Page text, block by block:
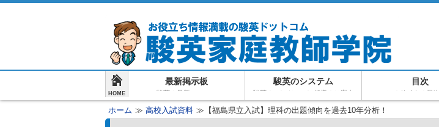
HOME
最新掲示板
駿英の最新ニュース
駿英のシステム
駿英のマンツーマン指導のご案内
目次
このサイトの目
ホーム ≫ 高校入試資料 ≫【福島県立入試】理科の出題傾向を過去10年分析！